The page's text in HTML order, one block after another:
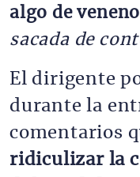
algo de veneno
sacada de
El dirigente
durante la
comentarios
ridiculizar la